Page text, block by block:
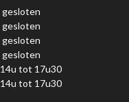
gesloten
gesloten
gesloten
gesloten
14u tot 17u30
14u tot 17u30